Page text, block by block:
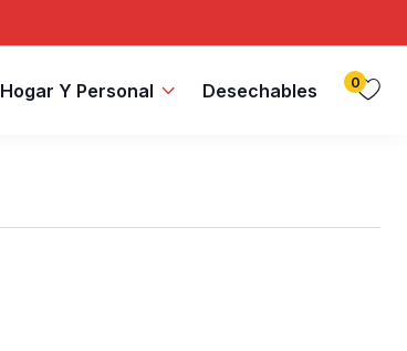
Hogar Y Personal Desechables 0